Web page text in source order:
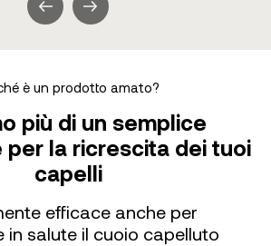
è un prodotto amato?
più di un semplice
la ricrescita dei tuoi
capelli
efficace anche per
in salute il cuoio capelluto